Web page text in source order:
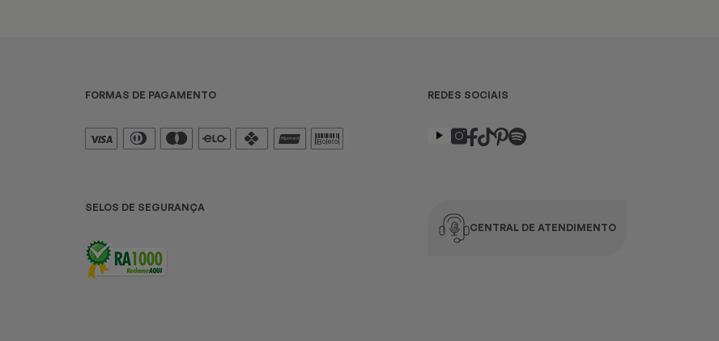
FORMAS DE PAGAMENTO
SELOS DE SEGURANÇA
REDES SOCIAIS
CENTRAL DE ATENDIMENTO